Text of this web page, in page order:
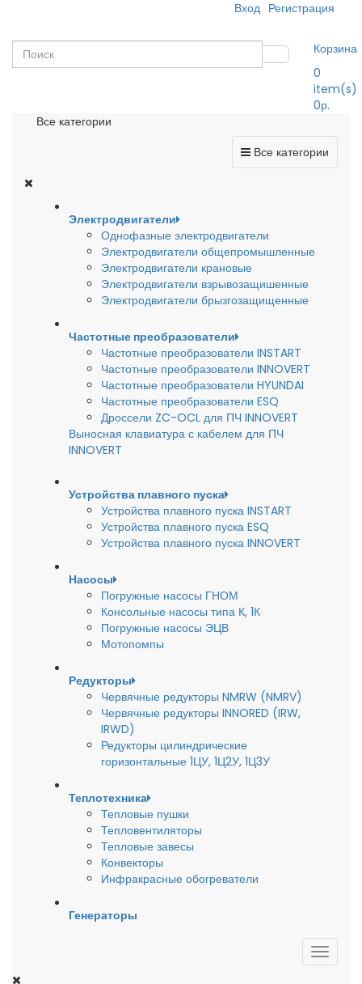
Вход Регистрация
Корзина
0
item(s)
0р.
Все категории
Все категории
Электродвигатели
Однофазные электродвигатели
Электродвигатели общепромышленные
Электродвигатели крановые
Электродвигатели взрывозащишенные
Электродвигатели брызгозащищенные
Частотные преобразователи
Частотные преобразователи INSTART
Частотные преобразователи INNOVERT
Частотные преобразователи HYUNDAI
Частотные преобразователи ESQ
Дроссели ZC-OCL для ПЧ INNOVERT
Выносная клавиатура с кабелем для ПЧ
INNOVERT
Устройства плавного пуска
Устройства плавного пуска INSTART
Устройства плавного пуска ESQ
Устройства плавного пуска INNOVERT
Насосы
Погружные насосы ГНОМ
Консольные насосы типа К, 1К
Погружные насосы ЭЦВ
Мотопомпы
Редукторы
Червячные редукторы NMRW (NMRV)
Червячные редукторы INNORED (IRW,
IRWD)
Редукторы цилиндрические
горизонтальные 1ЦУ, 1Ц2У, 1Ц3У
Теплотехника
Тепловые пушки
Тепловентиляторы
Тепловые завесы
Конвекторы
Инфракрасные обогреватели
Генераторы